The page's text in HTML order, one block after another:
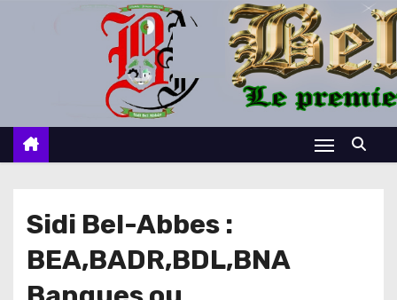
c
Sidi Bel-Abbes :
BEA,BADR,BDL,BNA